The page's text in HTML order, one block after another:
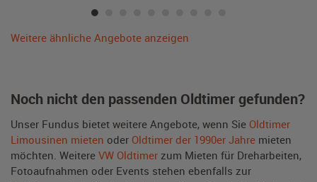
Weitere ähnliche Angebote anzeigen
Noch nicht den passenden Oldtimer gefunden?
Unser Fundus bietet weitere Angebote, wenn Sie Oldtimer
Limousinen mieten oder Oldtimer der 1990er Jahre mieten
möchten. Weitere VW Oldtimer zum Mieten für Dreharbeiten,
Fotoaufnahmen oder Events stehen ebenfalls zur